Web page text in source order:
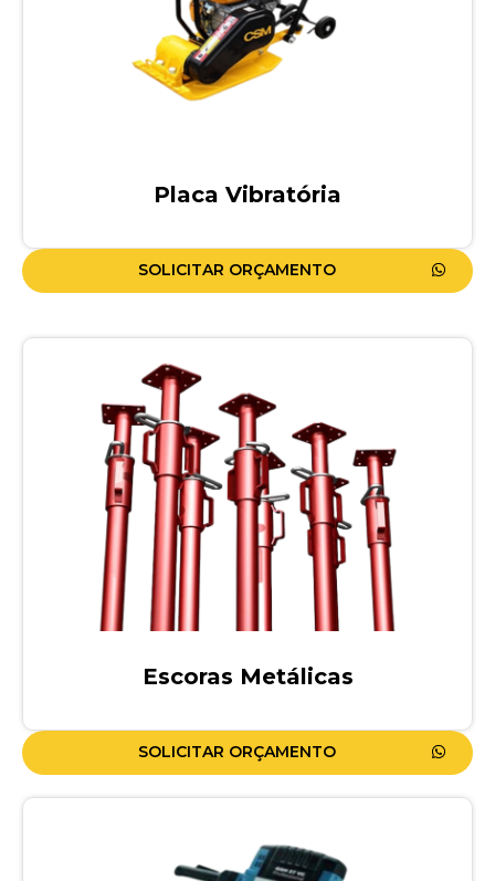
Placa Vibratória
SOLICITAR ORÇAMENTO
Escoras Metálicas
SOLICITAR ORÇAMENTO